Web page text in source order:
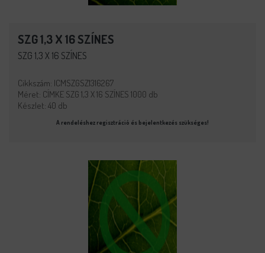
SZG 1,3 X 16 SZÍNES
SZG 1,3 X 16 SZÍNES
Cikkszám: ICMSZGSZ1316267
Méret: CÍMKE SZG 1,3 X 16 SZÍNES 1000 db
Készlet: 40 db
A rendeléshez regisztráció és bejelentkezés szükséges!